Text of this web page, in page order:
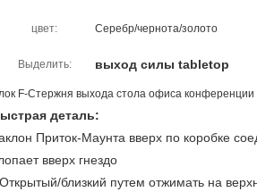
цвет: Серебр/чернота/золото
Выделить: выход силы tabletop
F-Стержня выхода стола офиса конференции
деталь:
Приток-Маунта вверх по коробке
вверх гнездо
близкий путем отжимать на